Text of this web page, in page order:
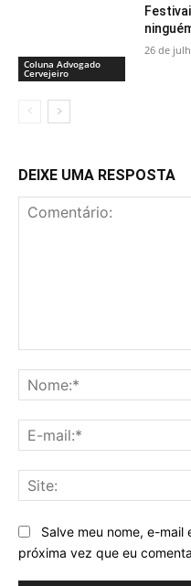
Coluna Advogado
Cervejeiro
26 de
DEIXE UMA RESPOSTA
Salve meu nome, e-
próxima vez que eu